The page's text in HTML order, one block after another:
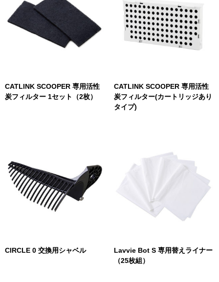
CATLINK SCOOPER 専用活性
炭フィルター 1セット（2枚）
CATLINK SCOOPER 専用活性
炭フィルター(カートリッジあり
タイプ)
CIRCLE 0 交換用シャベル
Lavvie Bot S 専用替えライナー
（25枚組）